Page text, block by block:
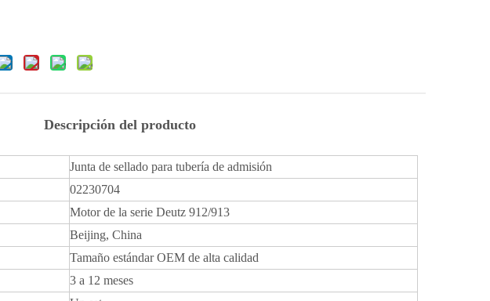
Descripción del producto
Junta de sellado para tubería de admisión
02230704
Motor de la serie Deutz 912/913
Beijing, China
Tamaño estándar OEM de alta calidad
3 a 12 meses